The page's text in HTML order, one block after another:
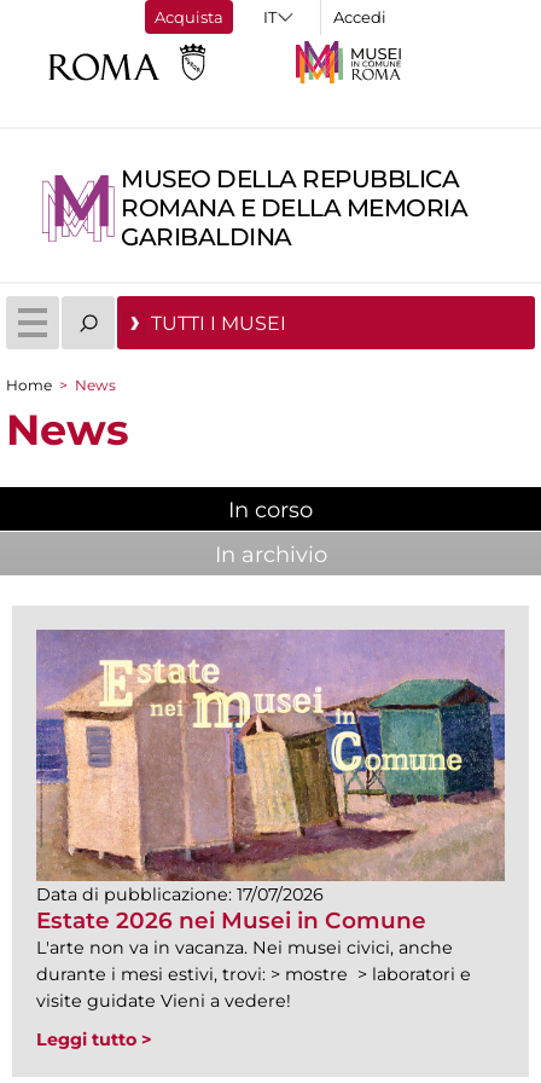
Acquista Accedi
MUSEO DELLA REPUBBLICA
ROMANA E DELLA MEMORIA
GARIBALDINA
TUTTI I MUSEI
Tu sei qui
Home > News
News
In corso
In archivio
Data di pubblicazione: 17/07/2026
Estate 2026 nei Musei in Comune
L'arte non va in vacanza. Nei musei civici, anche
durante i mesi estivi, trovi: > mostre > laboratori e
visite guidate Vieni a vedere!
Leggi tutto >